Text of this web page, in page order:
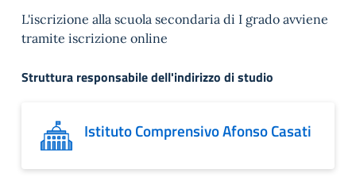
L'iscrizione alla scuola secondaria di I grado avviene
tramite iscrizione online
Struttura responsabile dell'indirizzo di studio
Istituto Comprensivo Afonso Casati